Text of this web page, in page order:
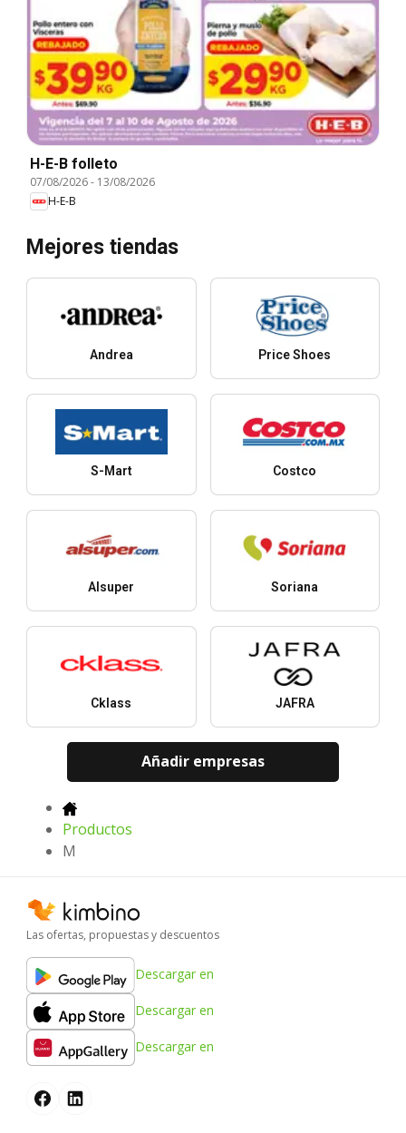
H-E-B folleto
07/08/2026- 13/08/2026
H-E-B
Mejores tiendas
Andrea Price Shoes
S-Mart Costco
Alsuper Soriana
Cklass JAFRA
Añadir empresas
Productos
M
Las ofertas, propuestas y descuentos
Descargar en
Descargar en
Descargar en